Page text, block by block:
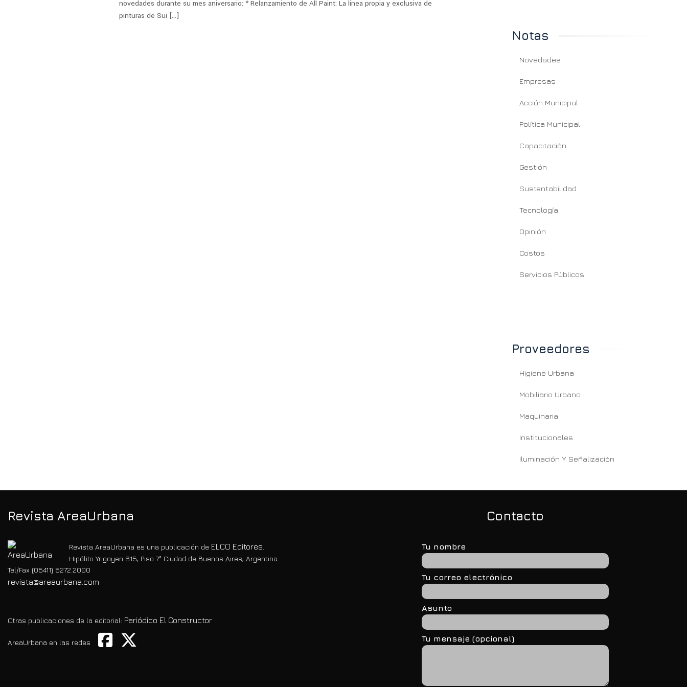
novedades durante su mes aniversario: * Relanzamiento de All Paint: La línea propia y exclusiva de
pinturas de Sui […]
Notas
Novedades
Empresas
Acción Municipal
Política Municipal
Capacitación
Gestión
Sustentabilidad
Tecnología
Opinión
Costos
Servicios Públicos
Proveedores
Higiene Urbana
Mobiliario Urbano
Maquinaria
Institucionales
Iluminación Y Señalización
Revista AreaUrbana
Revista AreaUrbana es una publicación de ELCO Editores.
Hipólito Yrigoyen 615, Piso 7° Ciudad de Buenos Aires, Argentina.
Tel/Fax (05411) 5272.2000
revista@areaurbana.com
Otras publicaciones de la editorial: Periódico El Constructor
AreaUrbana en las redes
Contacto
Tu nombre
Tu correo electrónico
Asunto
Tu mensaje (opcional)